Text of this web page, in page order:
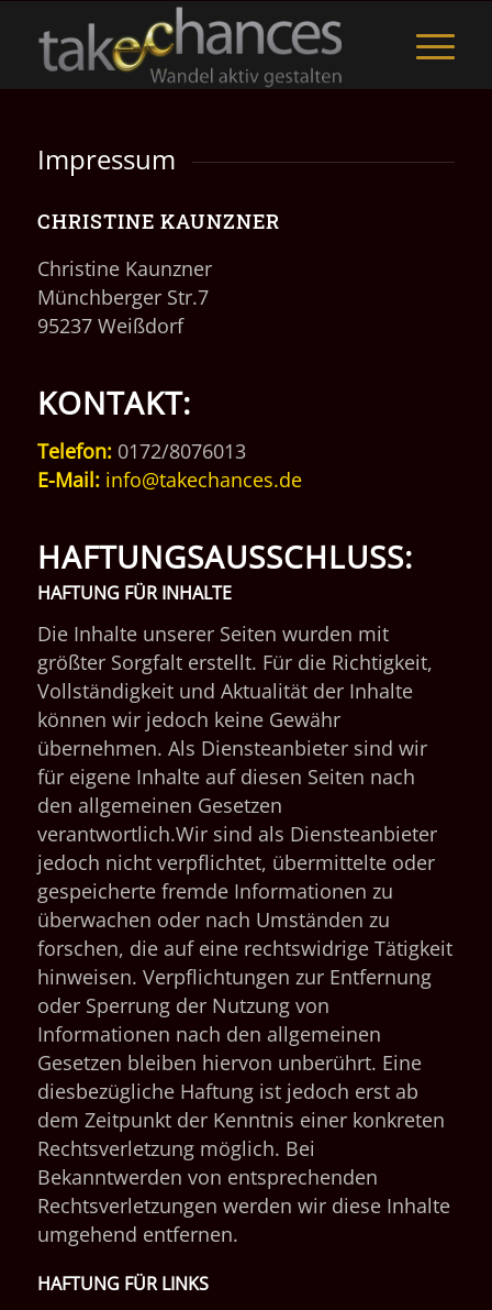
Impressum
CHRISTINE KAUNZNER
Christine Kaunzner
Münchberger Str.7
95237 Weißdorf
KONTAKT:
Telefon:0172/8076013
E-Mail: info@takechances.de
HAFTUNGSAUSSCHLUSS:
HAFTUNG FÜR INHALTE
Die Inhalte unserer Seiten wurden mit
größter Sorgfalt erstellt. Für die Richtigkeit,
Vollständigkeit und Aktualität der Inhalte
können wir jedoch keine Gewähr
übernehmen. Als Diensteanbieter sind wir
für eigene Inhalte auf diesen Seiten nach
den allgemeinen Gesetzen
verantwortlich.Wir sind als Diensteanbieter
jedoch nicht verpflichtet, übermittelte oder
gespeicherte fremde Informationen zu
überwachen oder nach Umständen zu
forschen, die auf eine rechtswidrige Tätigkeit
hinweisen. Verpflichtungen zur Entfernung
oder Sperrung der Nutzung von
Informationen nach den allgemeinen
Gesetzen bleiben hiervon unberührt. Eine
diesbezügliche Haftung ist jedoch erst ab
dem Zeitpunkt der Kenntnis einer konkreten
Rechtsverletzung möglich. Bei
Bekanntwerden von entsprechenden
Rechtsverletzungen werden wir diese Inhalte
umgehend entfernen.
HAFTUNG FÜR LINKS